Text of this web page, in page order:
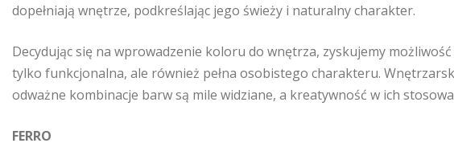
dopełniają wnętrze, podkreślając jego świeży i naturalny charakter.
Decydując się na wprowadzenie koloru do wnętrza, zyskujemy
tylko funkcjonalna, ale również pełna osobistego charakteru.
odważne kombinacje barw są mile widziane, a kreatywność w ich
FERRO